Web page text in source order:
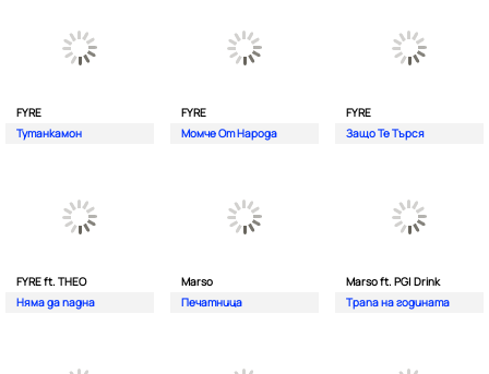
FYRE
Тутанкамон
FYRE
Момче От Народа
FYRE
Защо Те Търся
FYRE ft. THEO
Няма да падна
Marso
Печатница
Marso ft. PG| Drink
Трапа на годината